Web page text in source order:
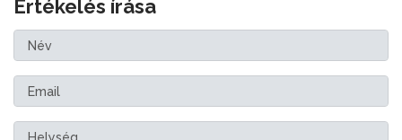
Értékelés írása